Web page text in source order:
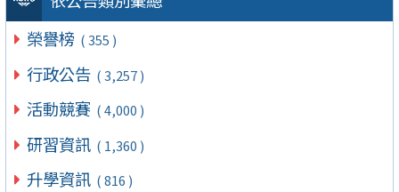
榮譽榜 ( 355 )
行政公告 ( 3,257 )
活動競賽 ( 4,000 )
研習資訊 ( 1,360 )
升學資訊 ( 816 )